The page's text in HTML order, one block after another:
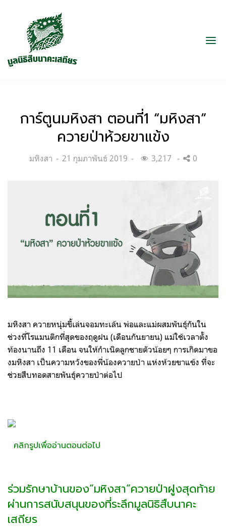
การ์ตูนมหิงสา ตอนที่1 “มหิงสา”
ควายป่าห้วยขาแข้ง
Categories:
มหิงสา
Posted
21 กุมภาพันธ์ 2019 3,217 0
มหิงสา ควายหนุ่มขี้เล่นจอมทะเล้น พ่อและแม่ผสมพันธุ์กันใน
ช่วงที่โรแมนติกที่สุดของฤดูฝน (เดือนกันยายน) แม่ใช้เวลาตั้ง
ท้องนานถึง 11 เดือน จนให้กำเนิดลูกชายตัวน้อยๆ การเกิดมาขอ
งมหิงสา เป็นความหวังของพี่น้องควายป่า แห่งห้วยขาแข้ง ที่จะ
ช่วยสืบทอดสายพันธุ์ควายป่าต่อไป
คลิกรูปเพื่ออ่านตอนต่อไป
ร่วมรักษาบ้านของ”มหิงสา”ควายป่าฝูงสุดท้าย
ผ่านการสนับสนุนของที่ระลึกมูลนิธิสืบนาคะ
เสถียร